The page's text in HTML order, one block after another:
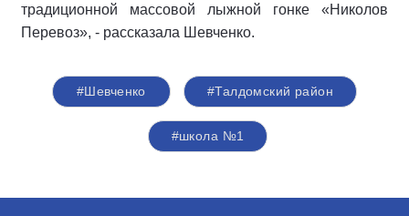
традиционной массовой лыжной гонке «Николов
Перевоз», - рассказала Шевченко.
#Шевченко #Талдомский район
#школа №1